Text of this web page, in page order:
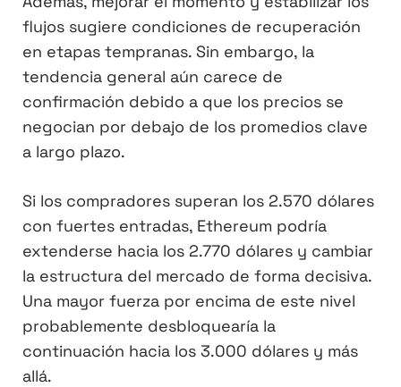
flujos sugiere condiciones de recuperación
en etapas tempranas. Sin embargo, la
tendencia general aún carece de
confirmación debido a que los precios se
negocian por debajo de los promedios clave
a largo plazo.
Si los compradores superan los 2.570 dólares
con fuertes entradas, Ethereum podría
extenderse hacia los 2.770 dólares y cambiar
la estructura del mercado de forma decisiva.
Una mayor fuerza por encima de este nivel
probablemente desbloquearía la
continuación hacia los 3.000 dólares y más
allá.